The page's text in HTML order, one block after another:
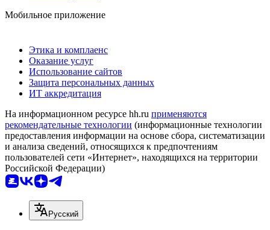
Мобильное приложение
Этика и комплаенс
Оказание услуг
Использование сайтов
Защита персональных данных
ИТ аккредитация
На информационном ресурсе hh.ru применяются
рекомендательные технологии (информационные технологии
предоставления информации на основе сбора, систематизации
и анализа сведений, относящихся к предпочтениям
пользователей сети «Интернет», находящихся на территории
Российской Федерации)
Русский